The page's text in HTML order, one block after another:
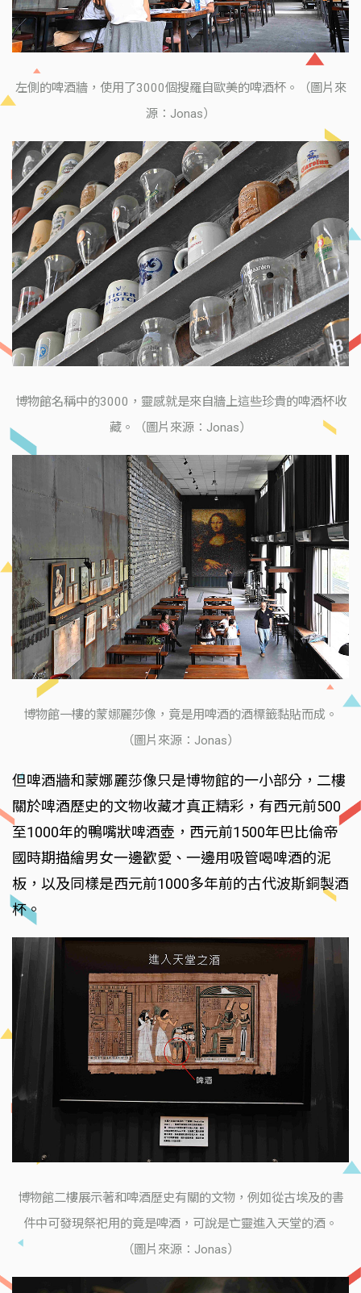
左側的啤酒牆，使用了3000個搜羅自歐美的啤酒杯。（圖片來
源：Jonas）
博物館名稱中的3000，靈感就是來自牆上這些珍貴的啤酒杯收
藏。（圖片來源：Jonas）
博物館一樓的蒙娜麗莎像，竟是用啤酒的酒標籤黏貼而成。
（圖片來源：Jonas）
但啤酒牆和蒙娜麗莎像只是博物館的一小部分，二樓
關於啤酒歷史的文物收藏才真正精彩，有西元前500
至1000年的鴨嘴狀啤酒壺，西元前1500年巴比倫帝
國時期描繪男女一邊歡愛、一邊用吸管喝啤酒的泥
板，以及同樣是西元前1000多年前的古代波斯銅製酒
杯。
博物館二樓展示著和啤酒歷史有關的文物，例如從古埃及的書
件中可發現祭祀用的竟是啤酒，可說是亡靈進入天堂的酒。
（圖片來源：Jonas）